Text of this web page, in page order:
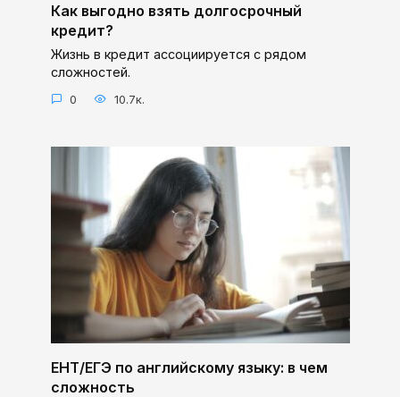
Как выгодно взять долгосрочный
кредит?
Жизнь в кредит ассоциируется с рядом
сложностей.
0 10.7к.
ЕНТ/ЕГЭ по английскому языку: в чем
сложность